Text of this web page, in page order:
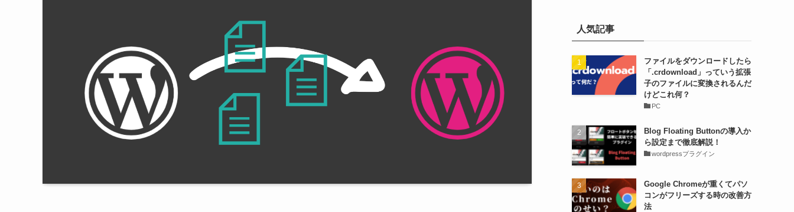
人気記事
ファイルをダウンロードしたら
「.crdownload」っていう拡張
子のファイルに変換されるんだ
けどこれ何？
PC
Blog Floating Buttonの導入か
ら設定まで徹底解説！
wordpressプラグイン
Google Chromeが重くてパソ
コンがフリーズする時の改善方
法